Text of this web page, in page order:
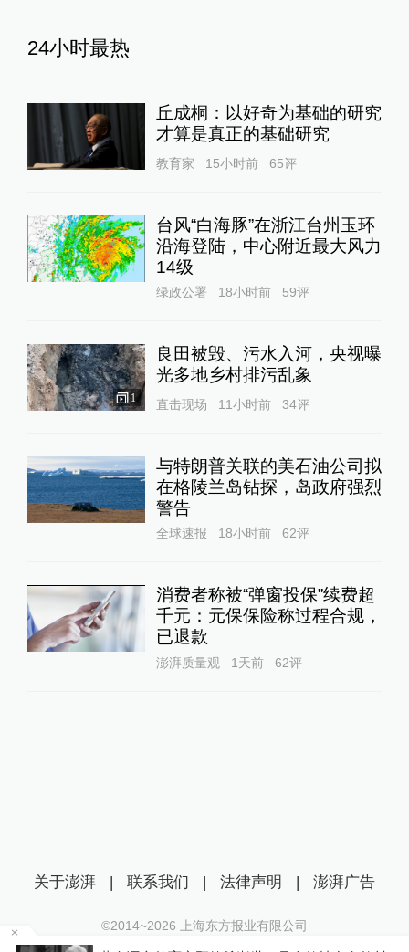
24小时最热
丘成桐：以好奇为基础的研究
才算是真正的基础研究
教育家 15小时前 65评
台风“白海豚”在浙江台州玉环
沿海登陆，中心附近最大风力
14级
绿政公署 18小时前 59评
1
良田被毁、污水入河，央视曝
光多地乡村排污乱象
直击现场 11小时前 34评
与特朗普关联的美石油公司拟
在格陵兰岛钻探，岛政府强烈
警告
全球速报 18小时前 62评
消费者称被“弹窗投保”续费超
千元：元保保险称过程合规，
已退款
澎湃质量观 1天前 62评
关于澎湃 | 联系我们 | 法律声明 | 澎湃广告
©2014~2026 上海东方报业有限公司
沪ICP证：沪B2-20170116 | 沪ICP备14003370号